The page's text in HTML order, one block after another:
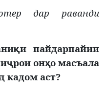
дар раванди
қи пайдарпайии
ҷрои онҳо масъала
кадом аст?